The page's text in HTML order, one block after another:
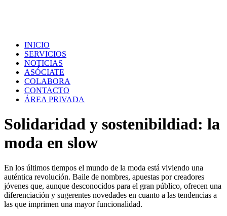
INICIO
SERVICIOS
NOTICIAS
ASÓCIATE
COLABORA
CONTACTO
ÁREA PRIVADA
Solidaridad y sostenibildiad: la
moda en slow
En los últimos tiempos el mundo de la moda está viviendo una
auténtica revolución. Baile de nombres, apuestas por creadores
jóvenes que, aunque desconocidos para el gran público, ofrecen una
diferenciación y sugerentes novedades en cuanto a las tendencias a
las que imprimen una mayor funcionalidad.